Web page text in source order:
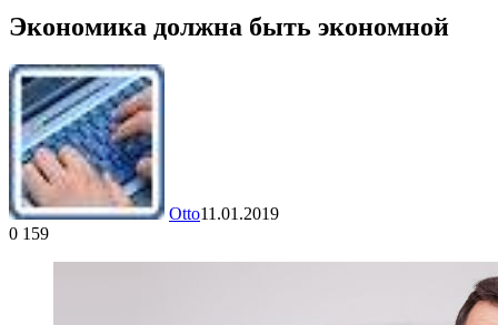
Экономика должна быть экономной
Otto11.01.2019
0 159